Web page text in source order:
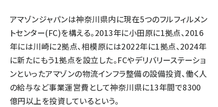
アマゾンジャパンは神奈川県内に現在5つのフルフィルメン
トセンター(FC)を構える。2013年に小田原に1拠点、2016
年には川崎に2拠点、相模原には2022年に1拠点、2024年
に新たにもう1拠点を設立した。FCやデリバリーステーショ
ンといったアマゾンの物流インフラ整備の設備投資、働く人
の給与など事業運営費として神奈川県に13年間で8300
億円以上を投資しているという。